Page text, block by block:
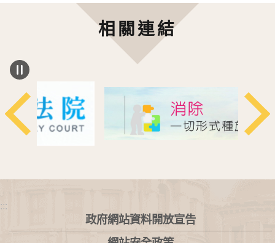
相關連結
:::
政府網站資料開放宣告